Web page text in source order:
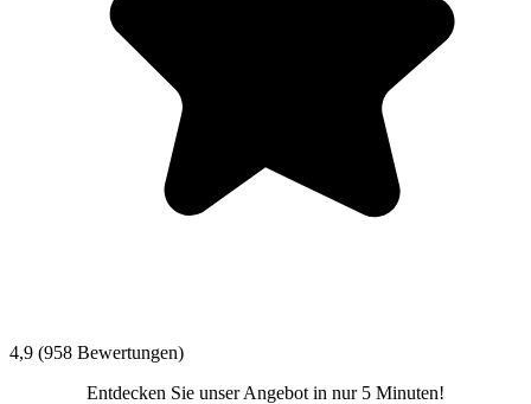
4,9 (958 Bewertungen)
Entdecken Sie unser Angebot in nur 5 Minuten!